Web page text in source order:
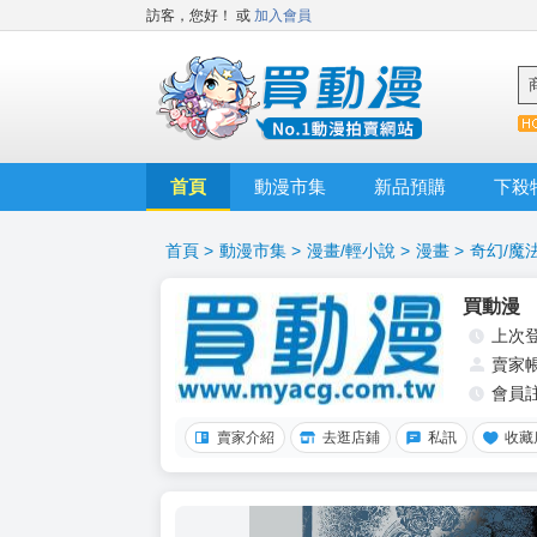
訪客，您好！ 或 加入會員
首頁 動漫市集 新品預購 下殺
首頁 > 動漫市集 > 漫畫/輕小說 > 漫畫 > 奇幻/魔
買動漫
上次
賣家
會員
賣家介紹 去逛店鋪 私訊 收藏